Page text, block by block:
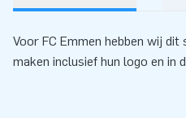
Voor FC Emmen hebben wij
maken inclusief hun logo en in